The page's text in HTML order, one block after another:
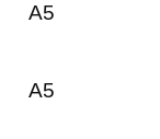
A5
A5